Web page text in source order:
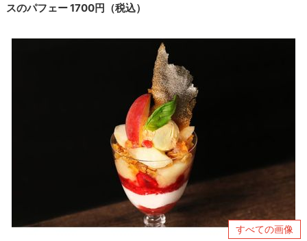
スのパフェー 1700円（税込）
すべての画像